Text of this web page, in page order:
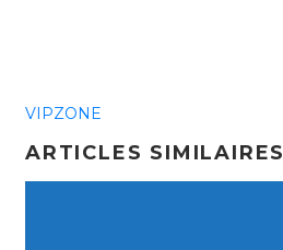
VIPZONE
ARTICLES SIMILAIRES